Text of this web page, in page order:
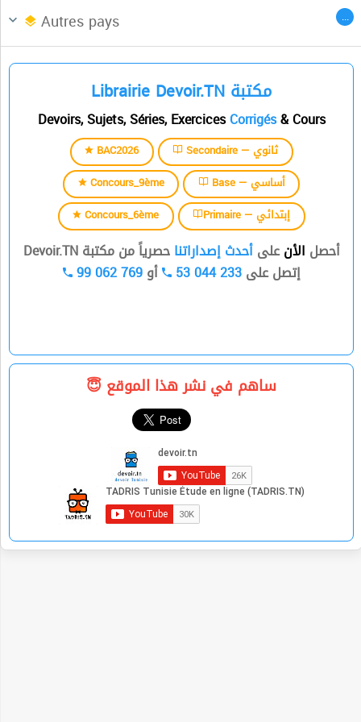
السنة الثالثة
السنة الرابعة
السنة الخامسة
السنة السادسة
Autres pays ...
Afrique du Nord
Librairie Devoir.TN مكتبة
Devoirs, Sujets, Séries, ExercicesCorrigés& Cours
BAC2026
Secondaire — ثانوي
Concours_9ème
Base — أساسي
Concours_6ème
Primaire — إبتدائي
أحصل الأنعلىأحدث إصداراتناحصرياً من مكتبة Devoir.TN
إتصل على53 044 233 أو99 062 769
ساهم في نشر هذا الموقع 😇